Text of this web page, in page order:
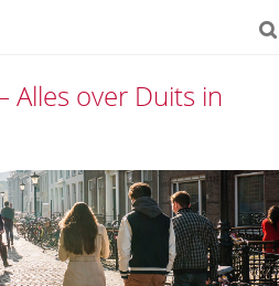
Alles over Duits in